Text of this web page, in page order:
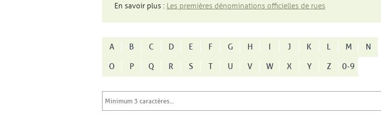
En savoir plus : Les premières dénominations officielles de rues
A B C D E F G H I J K L M
N
O
P Q R S T U V W X Y Z 0-9